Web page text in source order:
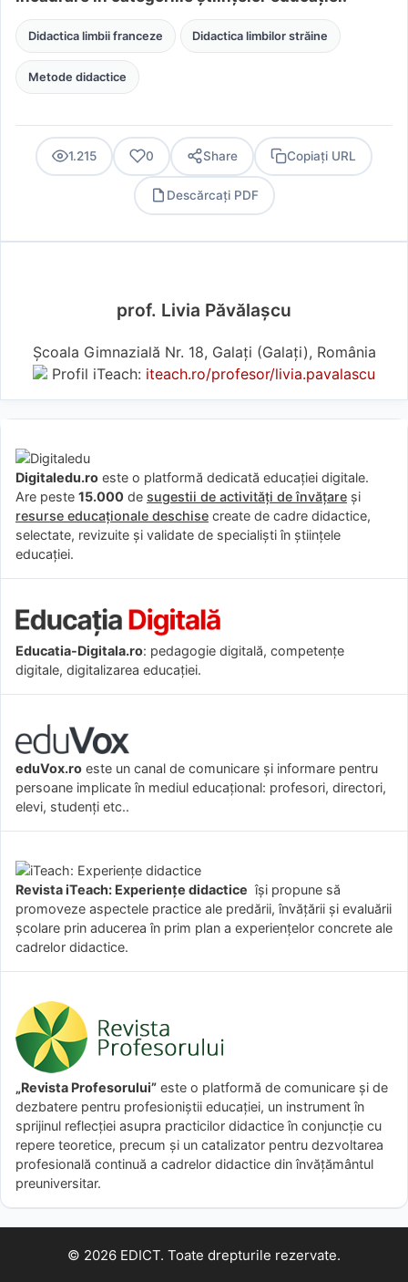
Didactica limbii franceze Didactica limbilor străine
Metode didactice
1.215 0 Share Copiați URL
Descărcați PDF
prof. Livia Păvălașcu
Școala Gimnazială Nr. 18, Galați (Galaţi), România
Profil iTeach: iteach.ro/profesor/livia.pavalascu
Digitaledu.ro este o platformă dedicată educației digitale.
Are peste 15.000 de sugestii de activități de învățare și
resurse educaționale deschise create de cadre didactice,
selectate, revizuite și validate de specialiști în științele
educației.
Educatia-Digitala.ro: pedagogie digitală, competențe
digitale, digitalizarea educației.
eduVox.ro este un canal de comunicare și informare pentru
persoane implicate în mediul educațional: profesori, directori,
elevi, studenți etc..
Revista iTeach: Experienţe didactice îşi propune să
promoveze aspectele practice ale predării, învăţării şi evaluării
şcolare prin aducerea în prim plan a experienţelor concrete ale
cadrelor didactice.
„Revista Profesorului” este o platformă de comunicare și de
dezbatere pentru profesioniștii educației, un instrument în
sprijinul reflecției asupra practicilor didactice în conjuncție cu
repere teoretice, precum și un catalizator pentru dezvoltarea
profesională continuă a cadrelor didactice din învățământul
preuniversitar.
© 2026 EDICT. Toate drepturile rezervate.